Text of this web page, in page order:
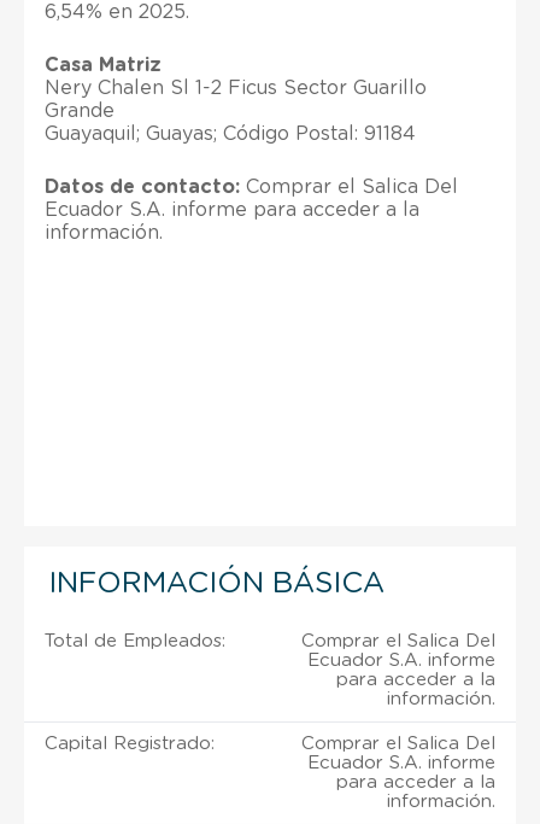
6,54% en 2025.
Casa Matriz
Nery Chalen Sl 1-2 Ficus Sector Guarillo
Grande
Guayaquil; Guayas; Código Postal: 91184
Datos de contacto: Comprar el Salica Del
Ecuador S.A. informe para acceder a la
información.
INFORMACIÓN BÁSICA
Total de Empleados:
Comprar el Salica Del
Ecuador S.A. informe
para acceder a la
información.
Capital Registrado:
Comprar el Salica Del
Ecuador S.A. informe
para acceder a la
información.